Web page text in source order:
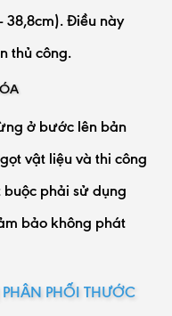
38,8cm). Điều này
thủ công.
ở bước lên bản
vật liệu và thi công
phải sử dụng
bảo không phát
PHỐI THƯỚC